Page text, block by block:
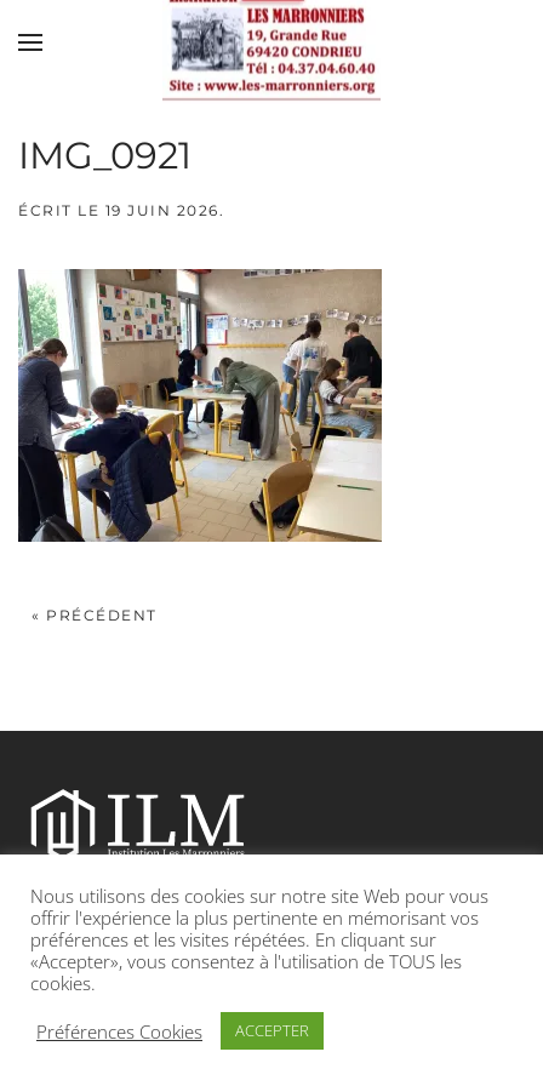
Skip to main content
IMG_0921
ÉCRIT LE 19 JUIN 2026.
« PRÉCÉDENT
Etablissement catholique sous contrat d’association avec l’Etat
Adresse : 19, Grande rue 69420 CONDRIEU
INFOS LÉGALES POLITIQUE DE CONFIDENTIALITÉ
Nous utilisons des cookies sur notre site Web pour vous
offrir l'expérience la plus pertinente en mémorisant vos
préférences et les visites répétées. En cliquant sur
«Accepter», vous consentez à l'utilisation de TOUS les
cookies.
Préférences Cookies
ACCEPTER